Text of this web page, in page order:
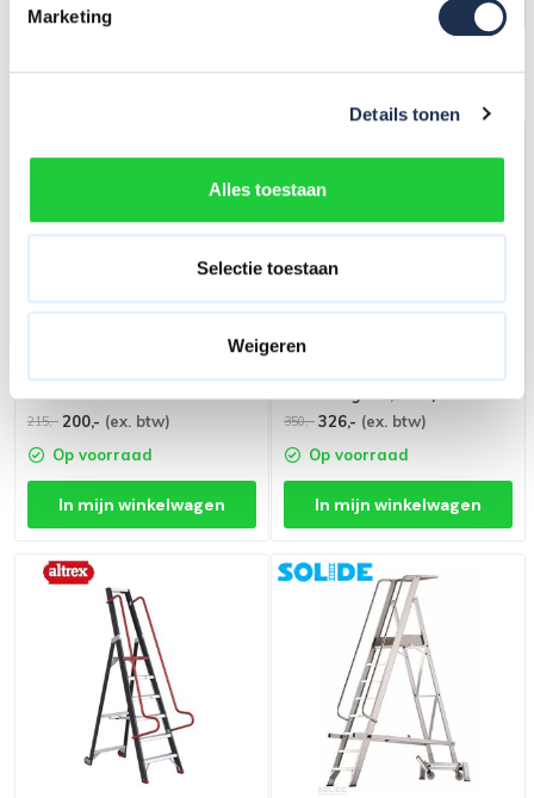
Marketing
Details tonen
Alles toestaan
Selectie toestaan
Weigeren
Grootste assortiment vanNederland
215,- 200,- (ex. btw)
Op voorraad
In mijn winkelwagen
350,- 326,- (ex. btw)
Op voorraad
In mijn winkelwagen